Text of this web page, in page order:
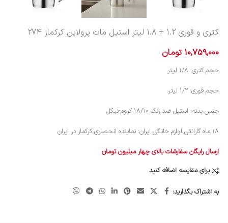
کتری و قوری 1.2 + 1.8 لیتر استیل مات پرولاین کرکماز 274
10,759,000 تومان
حجم کتری: ۱/۸ لیتر
حجم قوری: ۱/۲ لیتر
جنس بدنه: استیل ضد زنگ ۱۸/۱۰ کروم-نیکل
۱۸ ماه گارانتی لوازم خانگی ایران: نماینده انحصاری کرکماز در ایران
ارسال رایگان سفارشات بالای چهار میلیون تومان
برای مقایسه اضافه کنید
به اشتراک بگذارید: